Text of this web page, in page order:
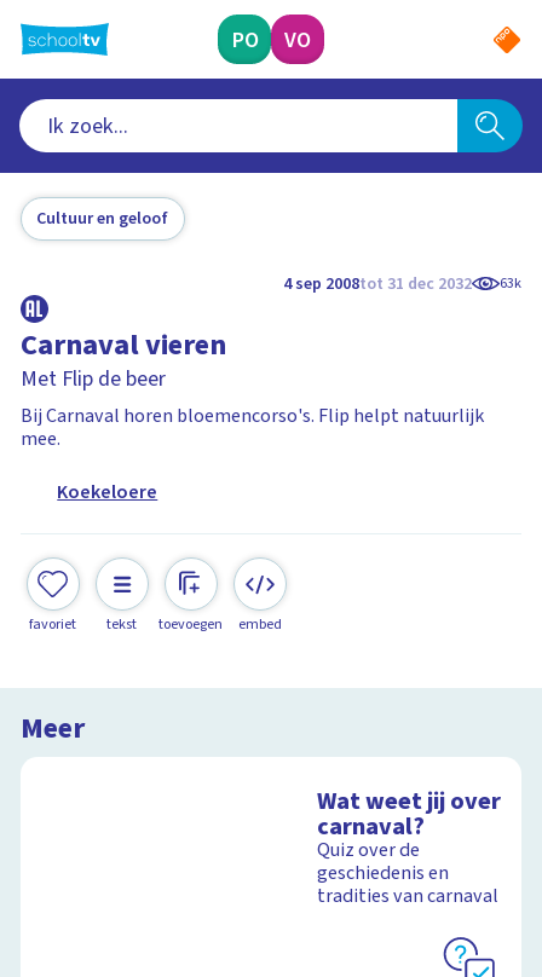
naar
hoofdinhoud
PO VO
Cultuur en geloof
4 sep 2008tot 31 dec 2032 63k
Carnaval vieren
Met Flip de beer
Bij Carnaval horen bloemencorso's. Flip helpt natuurlijk
mee.
Koekeloere
favoriet tekst toevoegen embed
Meer
Wat weet jij over
carnaval?
Quiz over de
geschiedenis en
tradities van carnaval